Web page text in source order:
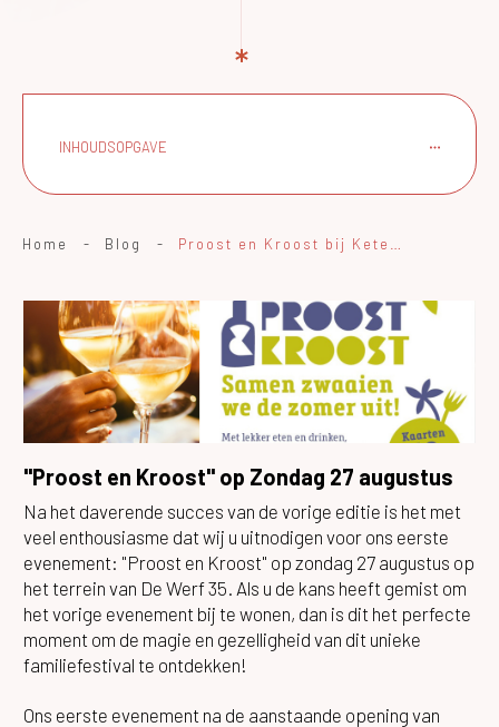
INHOUDSOPGAVE
Home - Blog -
"Proost en Kroost" op Zondag 27 augustus
Na het daverende succes van de vorige editie is het met
veel enthousiasme dat wij u uitnodigen voor ons eerste
evenement: "Proost en Kroost" op zondag 27 augustus op
het terrein van De Werf 35. Als u de kans heeft gemist om
het vorige evenement bij te wonen, dan is dit het perfecte
moment om de magie en gezelligheid van dit unieke
familiefestival te ontdekken!
Ons eerste evenement na de aanstaande opening van